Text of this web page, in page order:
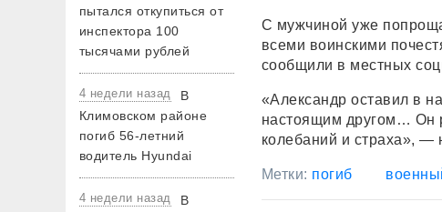
пытался откупиться от
инспектора 100
тысячами рублей
4 недели назад
В
Климовском районе
погиб 56-летний
водитель Hyundai
4 недели назад
В
С мужчиной уже
всеми воинскими
сообщили в местных
«Александр оставил в
настоящим другом… Он
колебаний и страха», —
Метки: погиб